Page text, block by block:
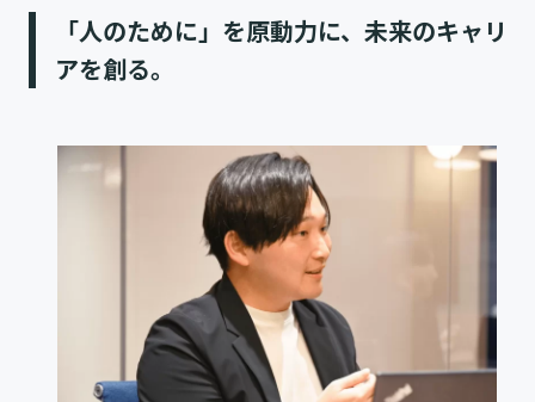
「人のために」を原動力に、未来のキャリ
アを創る。